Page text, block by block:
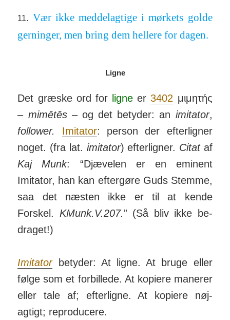
11. Vær ikke med­del­agtige i mørkets golde
ger­ninger, men bring dem hellere for dagen.
Ligne
Det græske ord for ligne er3402 μιμητής
– mimētēs– og det be­tyder: an imi­tator,
follower.
Imitator: person der efter­ligner
noget. (fra lat. imitator)efter­ligner. Citataf
Kaj Munk:
“Djævelen er en emi­nent
Imitator, han kan efter­gøre Guds Stemme,
saa det næsten ikke er til at kende
Forskel. KMunk.V.207.” (Så bliv ikke be­
draget!)
Imitatorbetyder: At ligne. At bruge eller
følge som et for­billede. At ko­piere ma­nerer
eller tale af; efter­ligne. At kopiere nøj­
agtigt; repro­ducere.